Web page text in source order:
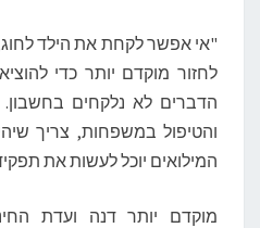
"אי אפשר לקחת את הילד
לחזור מוקדם יותר כדי
הדברים לא נלקחים
והטיפול במשפחות, צריך
המילואים יוכל לעשות את
מוקדם יותר דנה ועדת